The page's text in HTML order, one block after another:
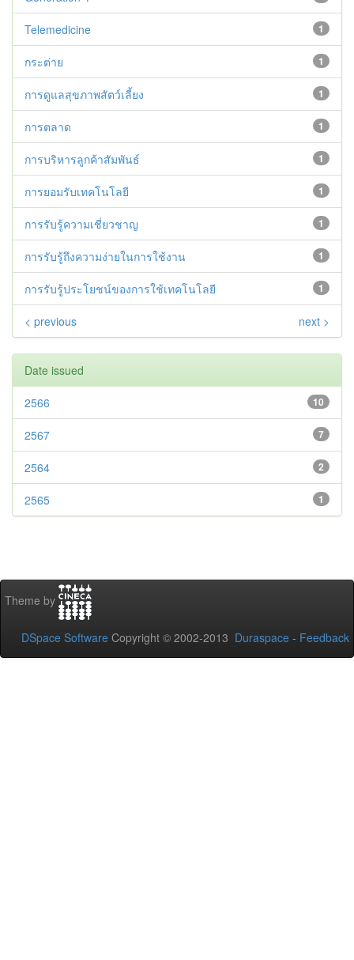
1
Telemedicine
1
กระต่าย
1
การดูแลสุขภาพสัตว์เลี้ยง
1
การตลาด
1
การบริหารลูกค้าสัมพันธ์
1
การยอมรับเทคโนโลยี
1
การรับรู้ความเชี่ยวชาญ
1
การรับรู้ถึงความง่ายในการใช้งาน
1
การรับรู้ประโยชน์ของการใช้เทคโนโลยี
< previous next >
Date issued
10
2566
7
2567
2
2564
1
2565
Theme by
DSpace Software Copyright © 2002-2013 Duraspace - Feedback